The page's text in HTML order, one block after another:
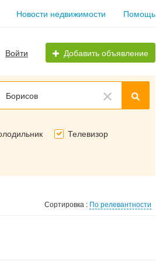
Новости недвижимости Помощь
Войти Добавить объявление
Борисов
Телевизор
Сортировка : По релевантности